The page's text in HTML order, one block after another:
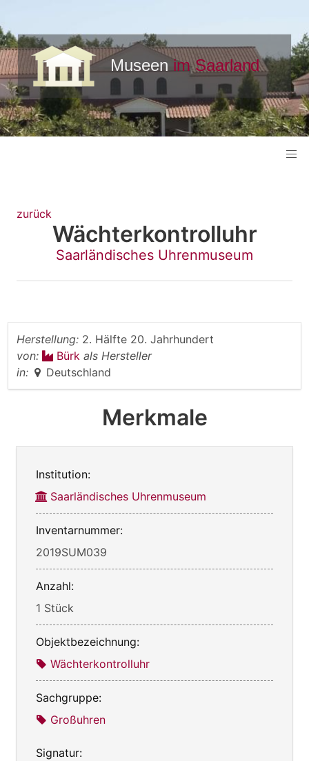
zurück
Wächterkontrolluhr
Saarländisches Uhrenmuseum
Herstellung: 2. Hälfte 20. Jahrhundert
von:
Bürk als Hersteller
in:
Deutschland
Merkmale
Institution:
Saarländisches Uhrenmuseum
Inventarnummer:
2019SUM039
Anzahl:
1 Stück
Objektbezeichnung:
Wächterkontrolluhr
Sachgruppe:
Großuhren
Signatur: